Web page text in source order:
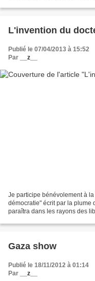
L'invention du
Publié le 07/04/2013 à 15:52
Par
__z__
Je participe bénévolement à
démocratie" écrit par la plume
paraîtra dans les rayons des
Gaza show
Publié le 18/11/2012 à 01:14
Par
__z__